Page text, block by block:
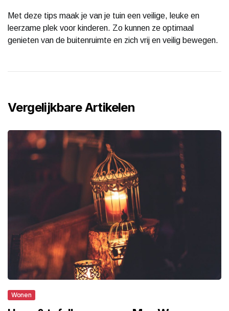
Met deze tips maak je van je tuin een veilige, leuke en
leerzame plek voor kinderen. Zo kunnen ze optimaal
genieten van de buitenruimte en zich vrij en veilig bewegen.
Vergelijkbare Artikelen
Wonen